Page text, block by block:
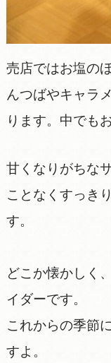
売店ではお塩の
んつばやキャラ
ります。中でも
甘くなりがちな
ことなくすっき
す。
どこか懐かしく
イダーです。
これからの季節
すよ。